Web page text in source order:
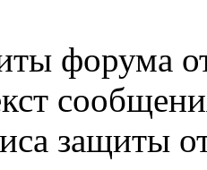
форума
защиты